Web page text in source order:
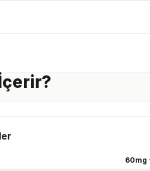
60mg ·